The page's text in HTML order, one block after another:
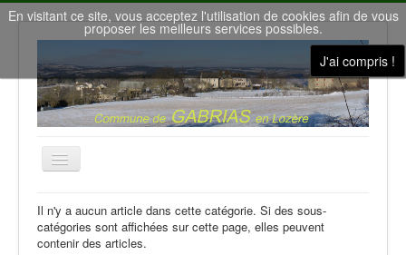
En visitant ce site, vous acceptez l'utilisation de cookies afin de vous
proposer les meilleurs services possibles.
J'ai compris !
Basculer
la
Accueil
Nous contacter
Il n'y a aucun article dans cette catégorie. Si des sous-
catégories sont affichées sur cette page, elles peuvent
contenir des articles.